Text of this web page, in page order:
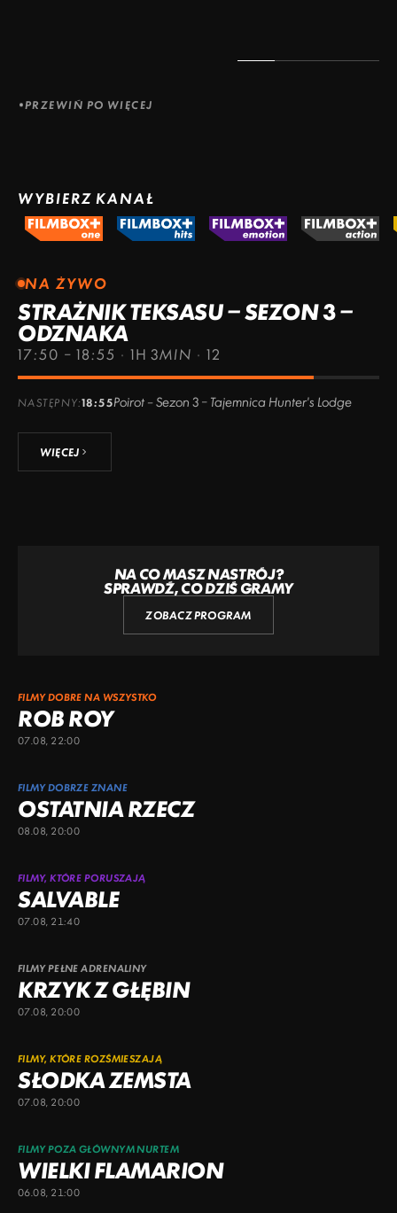
PRZEWIŃ PO WIĘCEJ
WYBIERZ KANAŁ
NA ŻYWO
STRAŻNIK TEKSASU – SEZON 3 –
ODZNAKA
17:50 – 18:55 · 1H 3MIN · 12
NASTĘPNY:18:55Poirot – Sezon 3 – Tajemnica Hunter's Lodge
WIĘCEJ
NA CO MASZ NASTRÓJ?
SPRAWDŹ, CO DZIŚ GRAMY
ZOBACZ PROGRAM
FILMY DOBRE NA WSZYSTKO
ROB ROY
07.08, 22:00
FILMY DOBRZE ZNANE
OSTATNIA RZECZ
08.08, 20:00
FILMY, KTÓRE PORUSZAJĄ
SALVABLE
07.08, 21:40
FILMY PEŁNE ADRENALINY
KRZYK Z GŁĘBIN
07.08, 20:00
FILMY, KTÓRE ROZŚMIESZAJĄ
SŁODKA ZEMSTA
07.08, 20:00
FILMY POZA GŁÓWNYM NURTEM
WIELKI FLAMARION
06.08, 21:00